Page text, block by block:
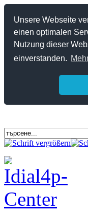
Unsere Webseite
einen optimalen
Nutzung dieser
einverstanden.